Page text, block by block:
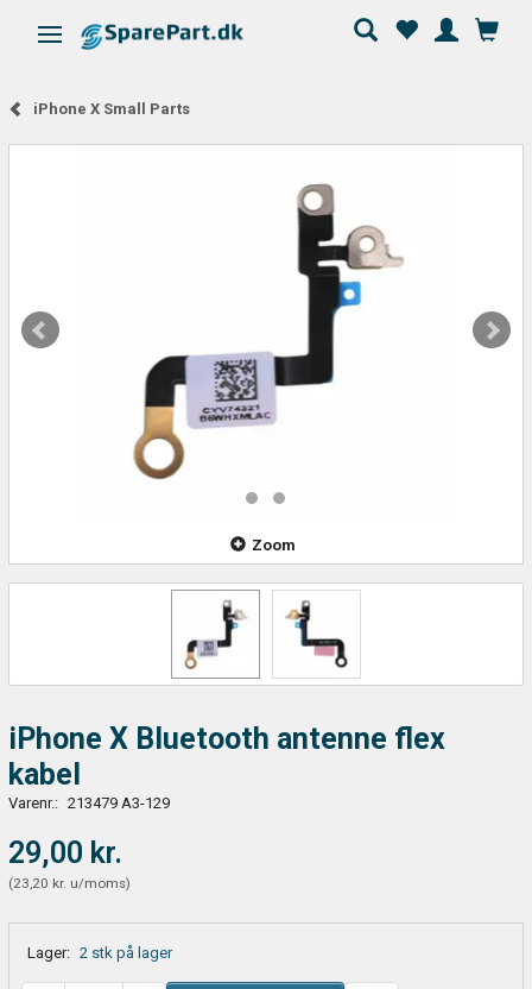
Skifte navigation
iPhone X Small Parts
Zoom
iPhone X Bluetooth antenne flex
kabel
Varenr.: 213479 A3-129
29,00 kr.
(23,20 kr. u/moms)
Lager: 2 stk på lager